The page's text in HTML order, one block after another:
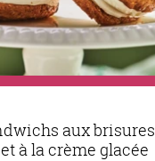
aux brisures
à la crème glacée